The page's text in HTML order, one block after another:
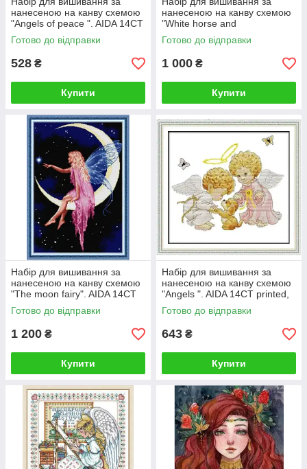
нанесеною на канву схемою
"Angels of peace ". AIDA 14CT
printed, 29*21 см
Готово до відправки
528 ₴
Купити
нанесеною на канву схемою
"White horse and
princess".AIDA 14CT printed ,
42*50 см
Готово до відправки
1 000 ₴
Купити
Набір для вишивання за
нанесеною на канву схемою
"The moon fairy". AIDA 14CT
printed, 59*44 см
Готово до відправки
1 200 ₴
Купити
Набір для вишивання за
нанесеною на канву схемою
"Angels ". AIDA 14CT printed,
39*36 см
Готово до відправки
643 ₴
Купити